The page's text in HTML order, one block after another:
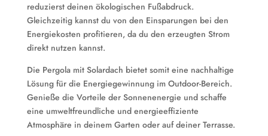
reduzierst deinen ökologischen Fußabdruck.
Gleichzeitig kannst du von den Einsparungen bei den
Energiekosten profitieren, da du den erzeugten Strom
direkt nutzen kannst.
Die Pergola mit Solardach bietet somit eine nachhaltige
Lösung für die Energiegewinnung im Outdoor-Bereich.
Genieße die Vorteile der Sonnenenergie und schaffe
eine umweltfreundliche und energieeffiziente
Atmosphäre in deinem Garten oder auf deiner Terrasse.